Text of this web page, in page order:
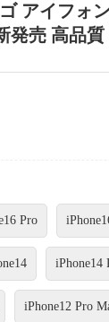
アイフォ
発売 高品
Pro
iPhone14
iPhone12 Pro